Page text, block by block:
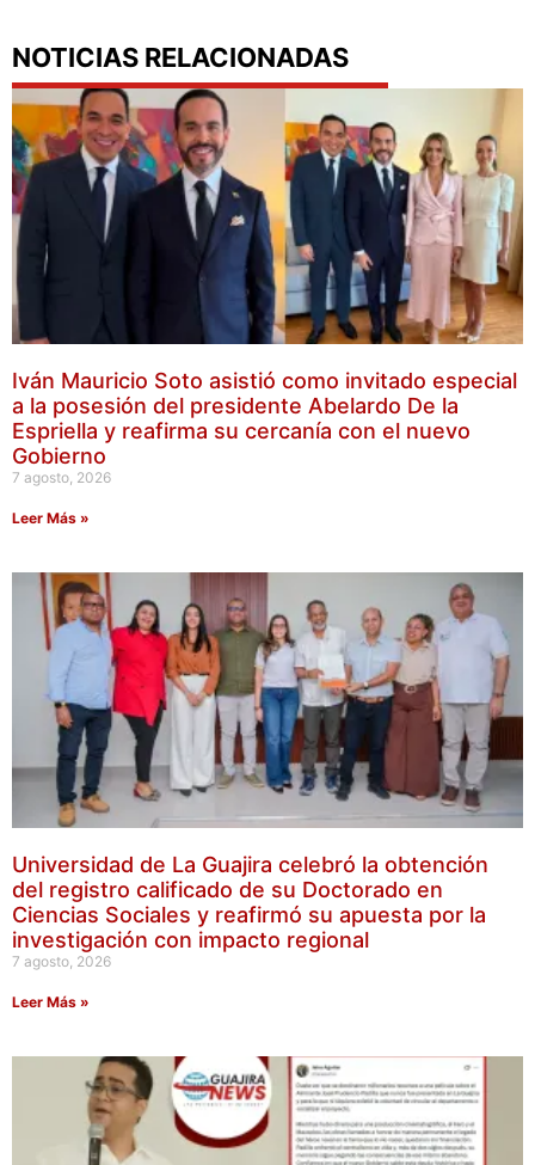
NOTICIAS RELACIONADAS
Iván Mauricio Soto asistió como invitado especial
a la posesión del presidente Abelardo De la
Espriella y reafirma su cercanía con el nuevo
Gobierno
7 agosto, 2026
Leer Más »
Universidad de La Guajira celebró la obtención
del registro calificado de su Doctorado en
Ciencias Sociales y reafirmó su apuesta por la
investigación con impacto regional
7 agosto, 2026
Leer Más »